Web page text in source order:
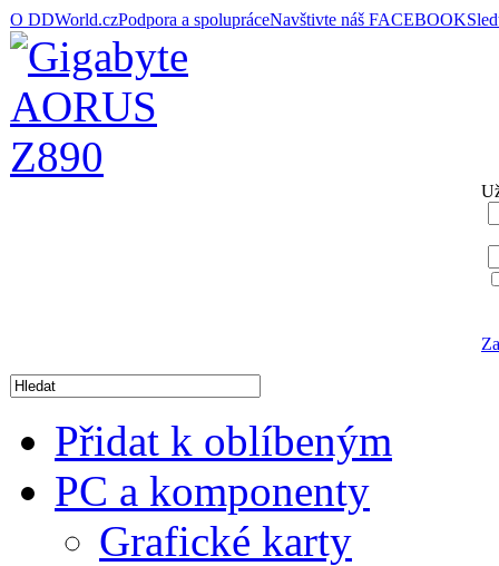
O DDWorld.czPodpora a spolupráceNavštivte náš FACEBOOK
Přidat k oblíbeným
PC a komponenty
Grafické karty